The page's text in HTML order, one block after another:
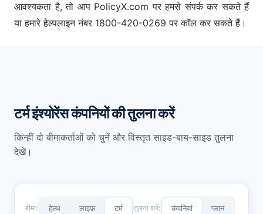
आवश्यकता है, तो आप PolicyX.com पर हमसे संपर्क कर सकते हैं
या हमारे हेल्पलाइन नंबर 1800-420-0269 पर कॉल कर सकते हैं।
टर्म इंश्योरेंस कंपनियों की तुलना करें
किन्हीं दो बीमाकर्ताओं को चुनें और विस्तृत साइड-बाय-साइड तुलना
देखें।
बीमा: हेल्थ लाइफ़ टर्म तुलना करें: कंपनियां प्लान